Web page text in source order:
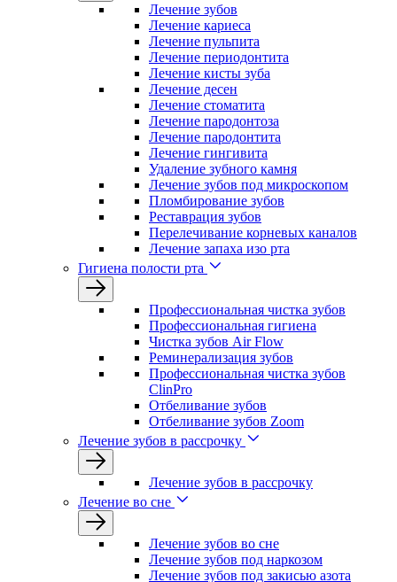
Лечение зyбов
Лечение кариеса
Лечение пульпита
Лечение периодонтита
Лечение кисты зуба
Лечение десен
Лечение стоматита
Лечение пародонтоза
Лечение пародонтита
Лечение гингивита
Удаление зубного камня
Лечение зубов под микроскопом
Пломбирование зубов
Реставрация зубов
Перелечивание корневых каналов
Лечение запаха изо рта
Гигиена полости рта
Профессиональная чистка зубов
Профессиональная гигиена
Чистка зубов Air Flow
Реминерализация зубов
Профессиональная чистка зубов
ClinPro
Отбеливание зубов
Отбеливание зубов Zoom
Лечение зубов в рассрочку
Лечение зубов в рассрочку
Лечение во сне
Лечение зубов во сне
Лечение зубов под наркозом
Лечение зубов под закисью азота